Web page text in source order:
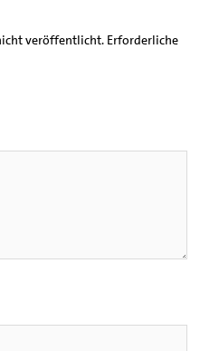
veröffentlicht. Erforderliche